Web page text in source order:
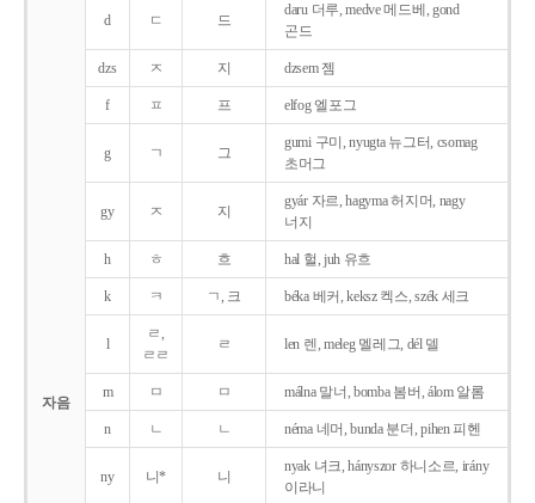
자음
d ㄷ 드
daru 더루, medve 메드베, gond
곤드
dzs ㅈ 지 dzsem 젬
f ㅍ 프 elfog 엘포그
g ㄱ 그
gumi 구미, nyugta 뉴그터, csomag
초머그
gy ㅈ 지
gyár 자르, hagyma 허지머, nagy
너지
h ㅎ 흐 hal 헐, juh 유흐
k ㅋ ㄱ, 크 béka 베커, keksz 켁스, szék 세크
l
ㄹ,
ㄹㄹ
ㄹ len 렌, meleg 멜레그, dél 델
m ㅁ ㅁ málna 말너, bomba 봄버, álom 알롬
n ㄴ ㄴ néma 네머, bunda 분더, pihen 피헨
ny 니* 니
nyak 녀크, hányszor 하니소르, irány
이라니